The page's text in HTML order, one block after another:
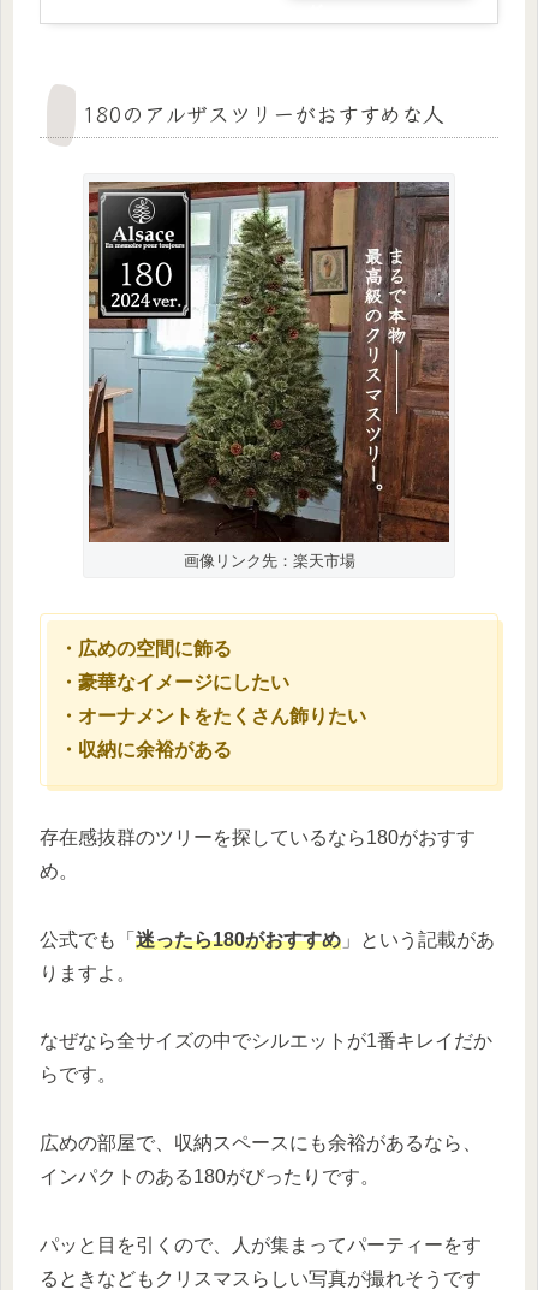
180のアルザスツリーがおすすめな人
画像リンク先：楽天市場
・広めの空間に飾る
・豪華なイメージにしたい
・オーナメントをたくさん飾りたい
・収納に余裕がある
存在感抜群のツリーを探しているなら180がおすす
め。
公式でも「 迷ったら180がおすすめ 」という記載があ
りますよ。
なぜなら全サイズの中でシルエットが1番キレイだか
らです。
広めの部屋で、収納スペースにも余裕があるなら、
インパクトのある180がぴったりです。
パッと目を引くので、人が集まってパーティーをす
るときなどもクリスマスらしい写真が撮れそうです